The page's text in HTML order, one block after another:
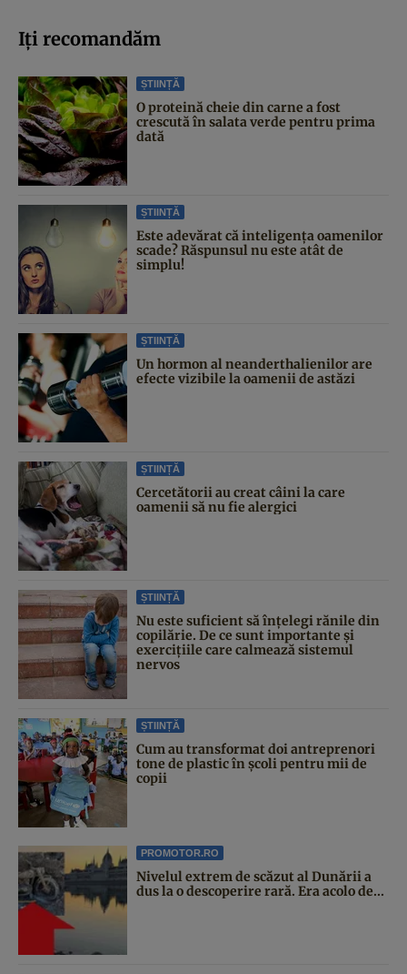
Iți recomandăm
ȘTIINȚĂ
O proteină cheie din carne a fost
crescută în salata verde pentru prima
dată
ȘTIINȚĂ
Este adevărat că inteligența oamenilor
scade? Răspunsul nu este atât de
simplu!
ȘTIINȚĂ
Un hormon al neanderthalienilor are
efecte vizibile la oamenii de astăzi
ȘTIINȚĂ
Cercetătorii au creat câini la care
oamenii să nu fie alergici
ȘTIINȚĂ
Nu este suficient să înțelegi rănile din
copilărie. De ce sunt importante și
exercițiile care calmează sistemul
nervos
ȘTIINȚĂ
Cum au transformat doi antreprenori
tone de plastic în școli pentru mii de
copii
PROMOTOR.RO
Nivelul extrem de scăzut al Dunării a
dus la o descoperire rară. Era acolo de...